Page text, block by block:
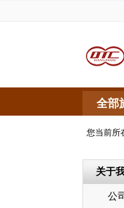
全部
您当前所
关于
公